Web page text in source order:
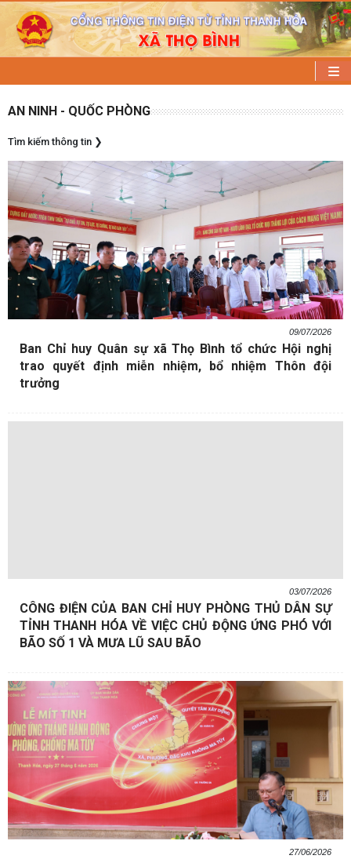
AN NINH - QUỐC PHÒNG
Tìm kiếm thông tin ❯
09/07/2026
Ban Chỉ huy Quân sự xã Thọ Bình tổ chức Hội nghị
trao quyết định miễn nhiệm, bổ nhiệm Thôn đội
trưởng
03/07/2026
CÔNG ĐIỆN CỦA BAN CHỈ HUY PHÒNG THỦ DÂN SỰ
TỈNH THANH HÓA VỀ VIỆC CHỦ ĐỘNG ỨNG PHÓ VỚI
BÃO SỐ 1 VÀ MƯA LŨ SAU BÃO
27/06/2026